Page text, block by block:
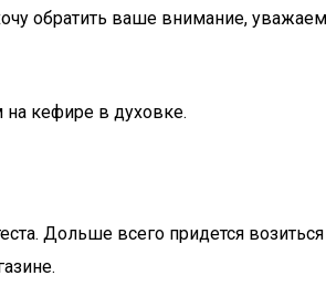
обратить ваше внимание,
на кефире в духовке.
Дольше всего придется